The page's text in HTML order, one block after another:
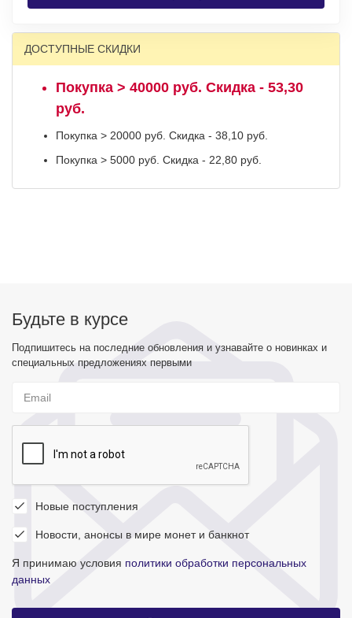
ДОСТУПНЫЕ СКИДКИ
Покупка > 40000 руб. Скидка - 53,30
руб.
Покупка > 20000 руб. Скидка - 38,10 руб.
Покупка > 5000 руб. Скидка - 22,80 руб.
Будьте в курсе
Подпишитесь на последние обновления и узнавайте о новинках и
специальных предложениях первыми
Новые поступления
Новости, анонсы в мире монет и банкнот
Я принимаю условия политики обработки персональных
данных